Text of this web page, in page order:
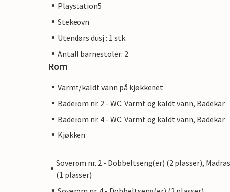
Playstation5
Stekeovn
Utendørs dusj : 1 stk.
Antall barnestoler: 2
Rom
Varmt/kaldt vann på kjøkkenet
Baderom nr. 2 - WC: Varmt og kaldt vann, Badekar
Baderom nr. 4 - WC: Varmt og kaldt vann, Badekar
Kjøkken
Soverom nr. 2 - Dobbeltseng(er) (2 plasser), Madras
(1 plasser)